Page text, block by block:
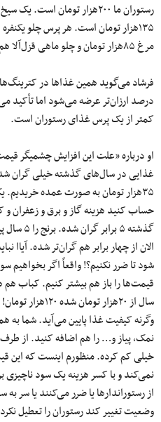
رستوران ما ۲۰۰هزار تومان
مرغ ۸۵هزار تومان و چلو ماهی قزل‌آلا هم ۸۰هزار تومان است.»
درصد ارزان‌تر عرضه می‌شود اما
کمتر از یک پرس غذای رستوران است.
او درباره «علت این افزایش چشمیگر
غذایی در سال‌های گذشته خیلی گران
حساب کنید هزینه گاز و برق و زعفران
الان از چهار برابر هم گران‌تر شده. آیاا
شود تا ضرر نکنیم؟! واقعاً اگر بخواهیم
قیمت‌ها را باز هم بیشتر کنیم.
سال از ۲۰هزار
وگرنه کیفیت غذا پایین می‌آید. شما به
نمک، پیاز و… را هم اضافه کنید. از
خیلی کم کرده. منظورم اینست که این
نمی‌کند و با کسر هزینه یک سود ناچیزی
از رستوراندار‌ها یا ضرر می‌کنند یا سر به
وضعیت تغییر کند رستوران را تعطیل